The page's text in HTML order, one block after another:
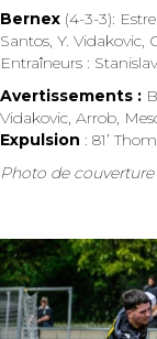
Bernex (4-3-3):
Santos, Y. Vidakovic,
Entraîneurs :
Avertissements :
Vidakovic, Arrob,
Expulsion : 81’
Photo de couverture